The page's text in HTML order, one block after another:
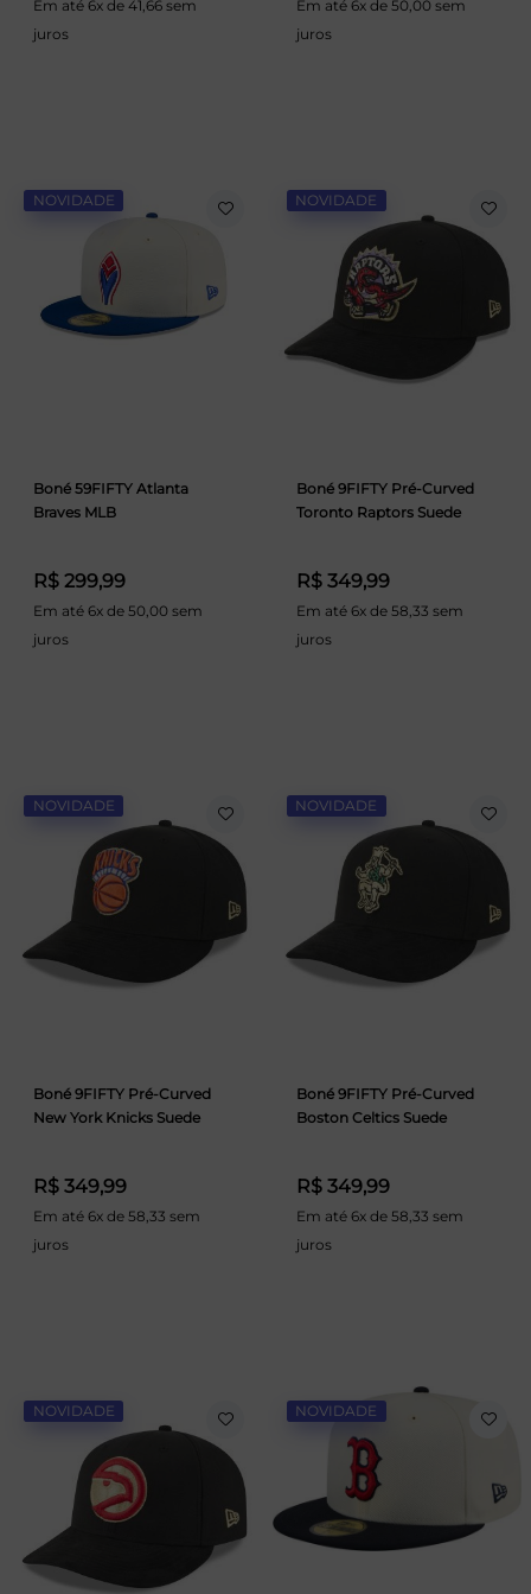
Em até 6x de 41,66 sem
juros
Em até 6x de 50,00 sem
juros
NOVIDADE
Boné 59FIFTY Atlanta
Braves MLB
R$ 299,99
Em até 6x de 50,00 sem
juros
NOVIDADE
Boné 9FIFTY Pré-Curved
Toronto Raptors Suede
R$ 349,99
Em até 6x de 58,33 sem
juros
NOVIDADE
Boné 9FIFTY Pré-Curved
New York Knicks Suede
R$ 349,99
Em até 6x de 58,33 sem
juros
NOVIDADE
Boné 9FIFTY Pré-Curved
Boston Celtics Suede
R$ 349,99
Em até 6x de 58,33 sem
juros
NOVIDADE NOVIDADE